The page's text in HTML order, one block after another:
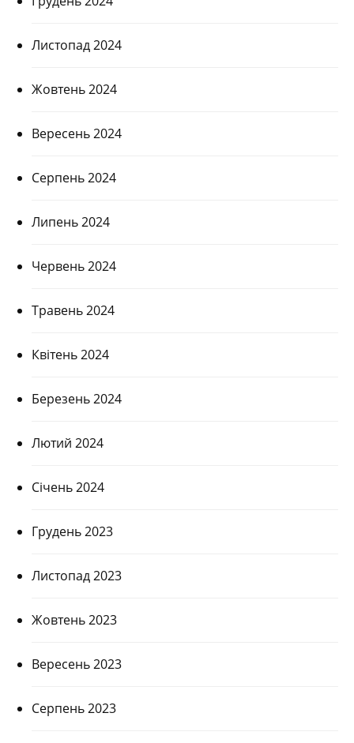
Листопад 2024
Жовтень 2024
Вересень 2024
Серпень 2024
Липень 2024
Червень 2024
Травень 2024
Квітень 2024
Березень 2024
Лютий 2024
Січень 2024
Грудень 2023
Листопад 2023
Жовтень 2023
Вересень 2023
Серпень 2023